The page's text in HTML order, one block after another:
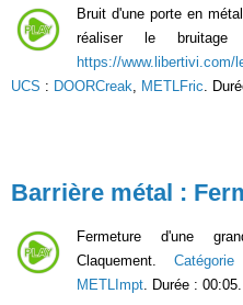
Bruit d'une porte en
réaliser le bruitage
https://www.libertivi.com/
UCS : DOORCreak METLFric .
Barrière métal :
Fermeture d'une
Claquement.
METLImpt. Durée : 00:05.